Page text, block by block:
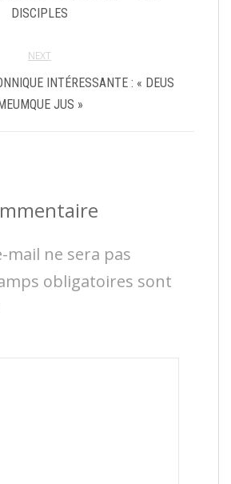
DISCIPLES
NEXT
INTÉRESSANTE : « DEUS
JUS »
mail ne sera pas
obligatoires sont